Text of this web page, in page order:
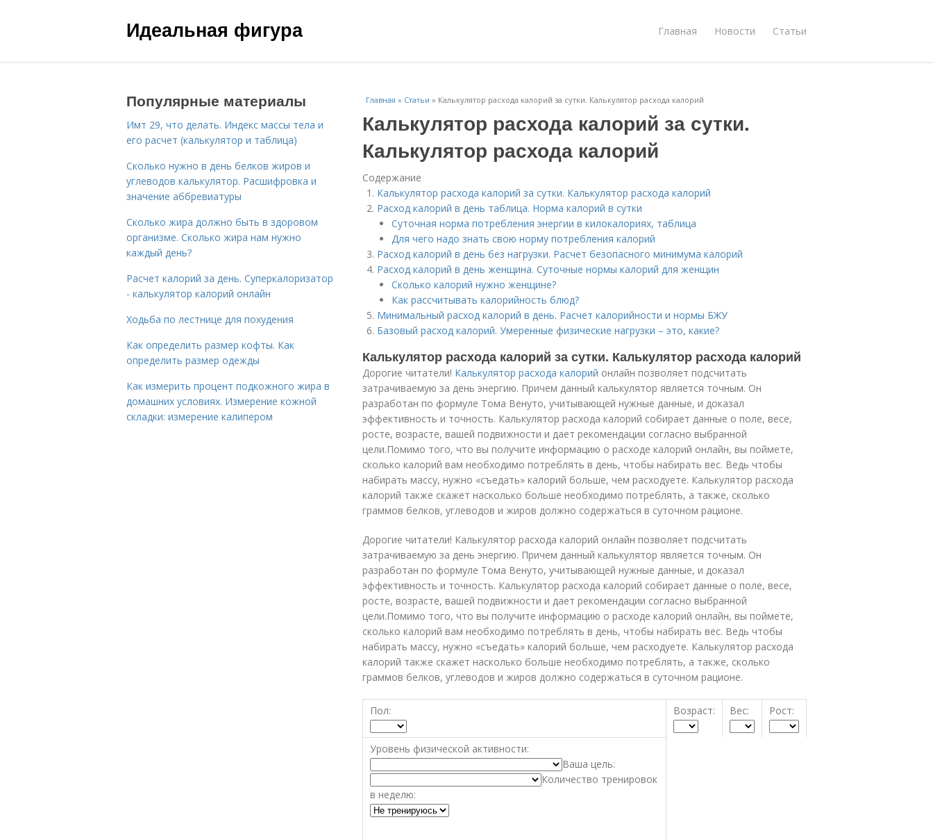
Идеальная фигура Главная Новости Статьи
Главная » Статьи » Калькулятор расхода калорий за сутки. Калькулятор расхода калорий
Калькулятор расхода калорий за сутки.
Калькулятор расхода калорий
Содержание
Калькулятор расхода калорий за сутки. Калькулятор расхода калорий
Расход калорий в день таблица. Норма калорий в сутки
Суточная норма потребления энергии в килокалориях, таблица
Для чего надо знать свою норму потребления калорий
Расход калорий в день без нагрузки. Расчет безопасного минимума калорий
Расход калорий в день женщина. Суточные нормы калорий для женщин
Сколько калорий нужно женщине?
Как рассчитывать калорийность блюд?
Минимальный расход калорий в день. Расчет калорийности и нормы БЖУ
Базовый расход калорий. Умеренные физические нагрузки – это, какие?
Калькулятор расхода калорий за сутки. Калькулятор расхода калорий
Дорогие читатели! Калькулятор расхода калорий онлайн позволяет подсчитать
затрачиваемую за день энергию. Причем данный калькулятор является точным. Он
разработан по формуле Тома Венуто, учитывающей нужные данные, и доказал
эффективность и точность. Калькулятор расхода калорий собирает данные о поле, весе,
росте, возрасте, вашей подвижности и дает рекомендации согласно выбранной
цели.Помимо того, что вы получите информацию о расходе калорий онлайн, вы поймете,
сколько калорий вам необходимо потреблять в день, чтобы набирать вес. Ведь чтобы
набирать массу, нужно «съедать» калорий больше, чем расходуете. Калькулятор расхода
калорий также скажет насколько больше необходимо потреблять, а также, сколько
граммов белков, углеводов и жиров должно содержаться в суточном рационе.
Дорогие читатели! Калькулятор расхода калорий онлайн позволяет подсчитать
затрачиваемую за день энергию. Причем данный калькулятор является точным. Он
разработан по формуле Тома Венуто, учитывающей нужные данные, и доказал
эффективность и точность. Калькулятор расхода калорий собирает данные о поле, весе,
росте, возрасте, вашей подвижности и дает рекомендации согласно выбранной
цели.Помимо того, что вы получите информацию о расходе калорий онлайн, вы поймете,
сколько калорий вам необходимо потреблять в день, чтобы набирать вес. Ведь чтобы
набирать массу, нужно «съедать» калорий больше, чем расходуете. Калькулятор расхода
калорий также скажет насколько больше необходимо потреблять, а также, сколько
граммов белков, углеводов и жиров должно содержаться в суточном рационе.
Пол: Возраст: Вес: Рост:
Уровень физической активности:
Ваша цель:
Количество тренировок
в неделю:
Популярные материалы
Имт 29, что делать. Индекс массы тела и
его расчет (калькулятор и таблица)
Сколько нужно в день белков жиров и
углеводов калькулятор. Расшифровка и
значение аббревиатуры
Сколько жира должно быть в здоровом
организме. Сколько жира нам нужно
каждый день?
Расчет калорий за день. Суперкалоризатор
- калькулятор калорий онлайн
Ходьба по лестнице для похудения
Как определить размер кофты. Как
определить размер одежды
Как измерить процент подкожного жира в
домашних условиях. Измерение кожной
складки: измерение калипером